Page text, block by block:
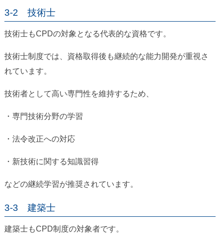
3-2 技術士
技術士もCPDの対象となる代表的な資格です。
技術士制度では、資格取得後も継続的な能力開発が重視さ
れています。
技術者として高い専門性を維持するため、
・専門技術分野の学習
・法令改正への対応
・新技術に関する知識習得
などの継続学習が推奨されています。
3-3 建築士
建築士もCPD制度の対象者です。